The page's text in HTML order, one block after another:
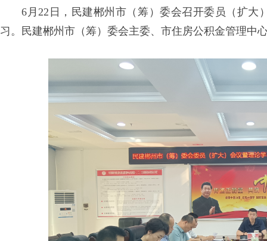
民建湖南省十届十次常委会议召开
民建湖南省委会开展2024年度理论学
民建湖南省第十届委员会内部监督委
6月22日，民建郴州市（筹）委会召开委员（扩大
习。民建郴州市（筹）委会主委、市住房公积金管理中